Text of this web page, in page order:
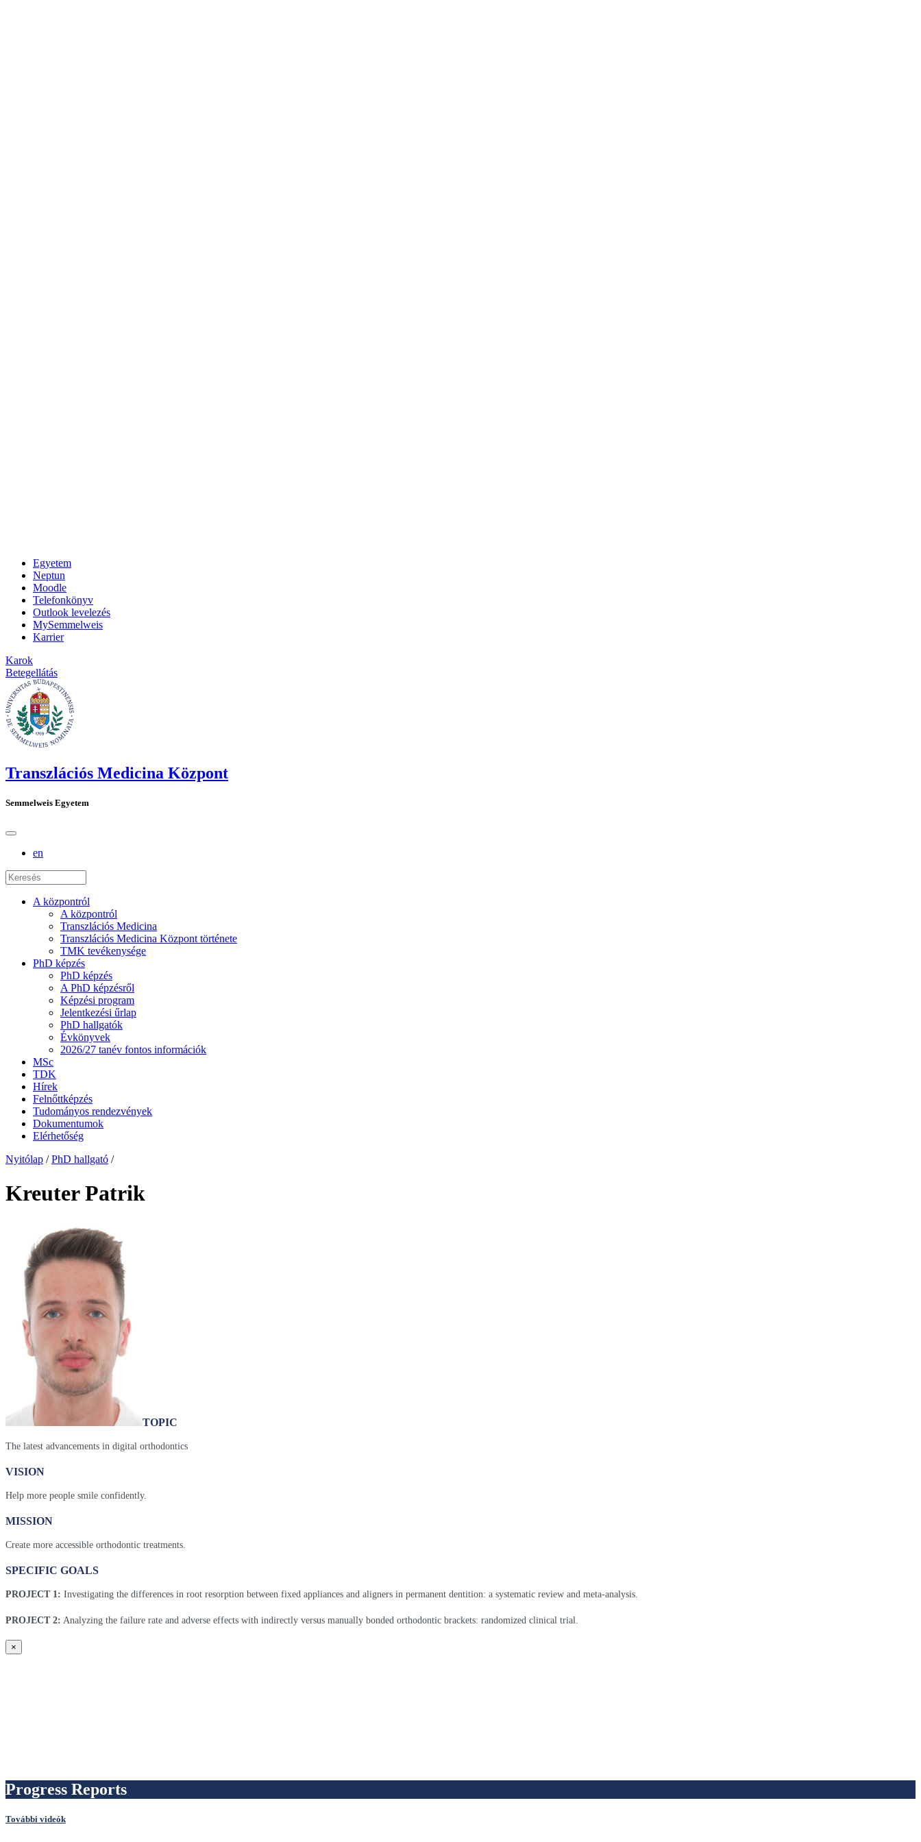
Egyetem
Neptun
Moodle
Telefonkönyv
Outlook levelezés
MySemmelweis
Karrier
Karok
Betegellátás
Transzlációs Medicina Központ
Semmelweis Egyetem
en
A központról
A központról
Transzlációs Medicina
Transzlációs Medicina Központ története
TMK tevékenysége
PhD képzés
PhD képzés
A PhD képzésről
Képzési program
Jelentkezési űrlap
PhD hallgatók
Évkönyvek
2026/27 tanév fontos információk
MSc
TDK
Hírek
Felnőttképzés
Tudományos rendezvények
Dokumentumok
Elérhetőség
Nyitólap / PhD hallgató /
Kreuter Patrik
TOPIC
The latest advancements in digital orthodontics
VISION
Help more people smile confidently.
MISSION
Create more accessible orthodontic treatments.
SPECIFIC GOALS
PROJECT 1: Investigating the differences in root resorption between fixed appliances and aligners in permanent dentition: a systematic review and meta-analysis.
PROJECT 2: Analyzing the failure rate and adverse effects with indirectly versus manually bonded orthodontic brackets: randomized clinical trial.
×
Progress Reports
További videók